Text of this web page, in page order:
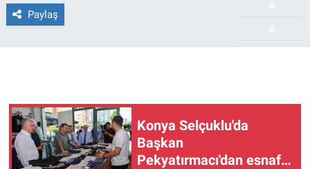
Paylaş
Konya Selçuklu'da
Başkan
Pekyatırmacı'dan esnaf